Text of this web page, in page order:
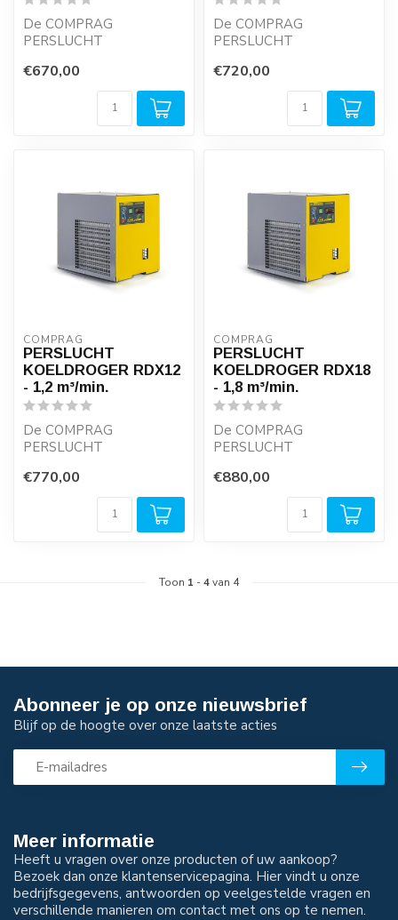
De COMPRAG
PERSLUCHT
RDX-SERIE zijn robuust,
bieden lage dru...
€670,00
De COMPRAG
PERSLUCHT
RDX-SERIE zijn robuust,
bieden lage dru...
€720,00
COMPRAG
PERSLUCHT
KOELDROGER RDX12
- 1,2 m³/min.
De COMPRAG
PERSLUCHT
RDX-SERIE zijn robuust,
bieden lage dru...
€770,00
COMPRAG
PERSLUCHT
KOELDROGER RDX18
- 1,8 m³/min.
De COMPRAG
PERSLUCHT
RDX-SERIE zijn robuust,
bieden lage dru...
€880,00
Toon 1 -4van 4
Meer informatie
Heeft u vragen over onze producten of uw aankoop?
Bezoek dan onze klantenservicepagina. Hier vindt u onze
bedrijfsgegevens, antwoorden op veelgestelde vragen en
verschillende manieren om contact met ons op te nemen.
Abonneer je op onze nieuwsbrief
Blijf op de hoogte over onze laatste acties